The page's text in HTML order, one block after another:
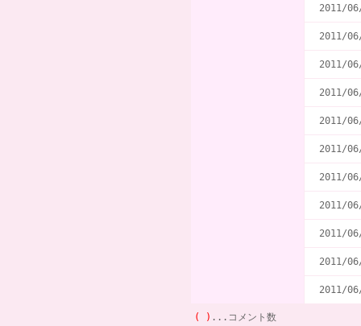
2011/
2011/
2011/
2011/
2011/
2011/
2011/
2011/
2011/
2011/
2011/
( ) ...コメント数